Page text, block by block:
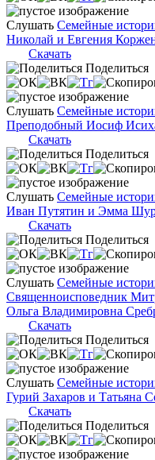
Слушать Семейные
Николай и Евгения
Скачать
Поделиться
Слушать Семейные
Преподобный Иосиф
Скачать
Поделиться
Слушать Семейные
Иван Путятин и Эмма
Скачать
Поделиться
Слушать Семейные
Священноисповедник
Ольга Владимировна
Скачать
Поделиться
Слушать Семейные
Гурий Захаров и Татьяна
Скачать
Поделиться